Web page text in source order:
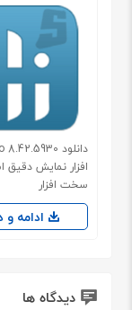
افزار نمایش دقیق
سخت افزار
ادامه و
دیدگاه ها